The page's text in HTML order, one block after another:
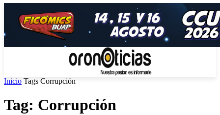
Inicio Tags Corrupción
Tag: Corrupción